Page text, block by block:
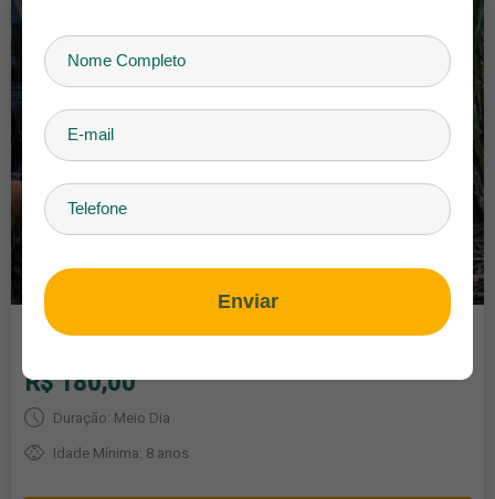
Parque Ecológico Rio Formoso - Trilha do Formoso
R$ 180,00
Duração: Meio Dia
Idade Mínima: 8 anos
Enviar